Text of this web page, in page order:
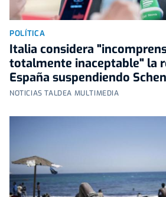
POLÍTICA
Italia considera
totalmente inaceptable" la
España suspendiendo
NOTICIAS TALDEA MULTIMEDIA